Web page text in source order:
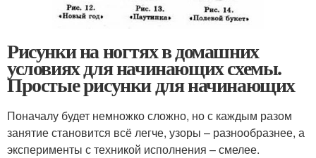
Рисунки на ногтях в домашних
условиях для начинающих схемы.
Простые рисунки для начинающих
Поначалу будет немножко сложно, но с каждым разом
занятие становится всё легче, узоры – разнообразнее, а
эксперименты с техникой исполнения – смелее.